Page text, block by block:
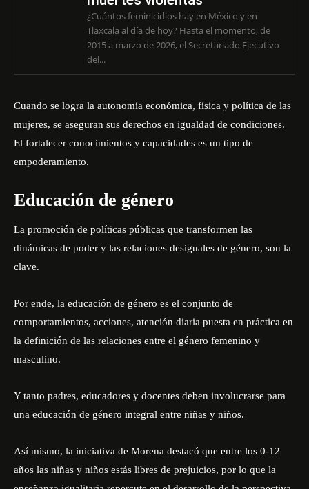
¿Cuántos feminicidios hay en México y en
Tlaxcala al día de hoy? Hasta el momento, de
2015 a marzo de 2026, el Secretariado Ejecutivo
del...
Cuando se logra la autonomía económica, física y política de las
mujeres, se aseguran sus derechos en igualdad de condiciones.
El fortalecer conocimientos y capacidades es un tipo de
empoderamiento.
Educación de género
La promoción de políticas públicas que transformen las
dinámicas de poder y las relaciones desiguales de género, son la
clave.
Por ende, la educación de género es el conjunto de
comportamientos, acciones, atención diaria puesta en práctica en
la definición de las relaciones entre el género femenino y
masculino.
Y tanto padres, educadores y docentes deben involucrarse para
una educación de género integral entre niñas y niños.
Así mismo, la iniciativa de Morena destacó que entre los 0-12
años las niñas y niños estás libres de prejuicios, por lo que la